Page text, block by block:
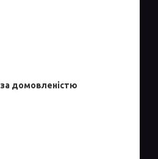
за домовленістю